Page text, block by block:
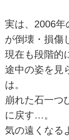
実は、2006年
が倒壊・損傷
現在も段階的
途中の姿を見
は。
崩れた石一つ
に戻す…。
気の遠くなる